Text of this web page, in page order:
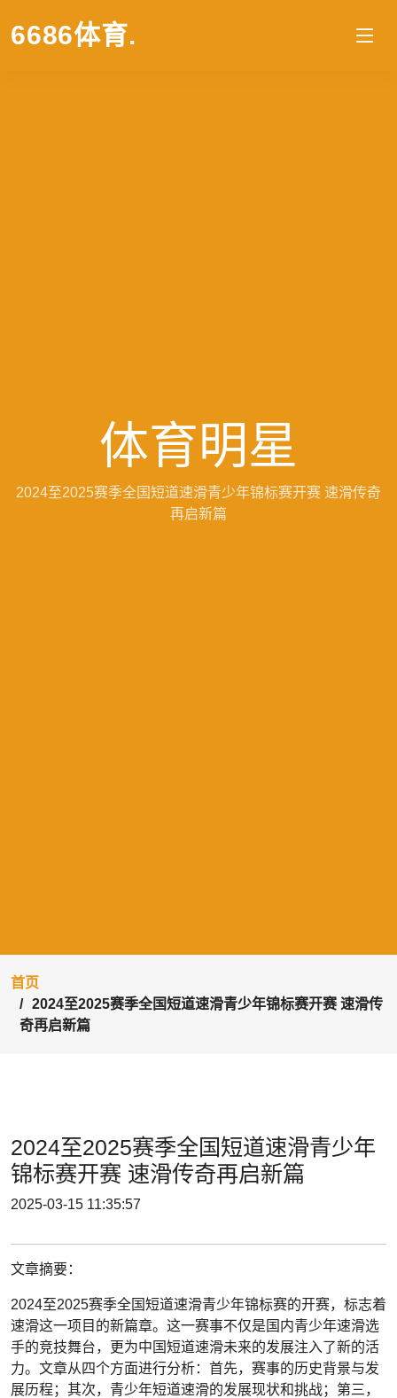
6686体育.
体育明星
2024至2025赛季全国短道速滑青少年锦标赛开赛 速滑传奇
再启新篇
首页
2024至2025赛季全国短道速滑青少年锦标赛开赛 速滑传
奇再启新篇
2024至2025赛季全国短道速滑青少年
锦标赛开赛 速滑传奇再启新篇
2025-03-15 11:35:57
文章摘要：
2024至2025赛季全国短道速滑青少年锦标赛的开赛，标志着
速滑这一项目的新篇章。这一赛事不仅是国内青少年速滑选
手的竞技舞台，更为中国短道速滑未来的发展注入了新的活
力。文章从四个方面进行分析：首先，赛事的历史背景与发
展历程；其次，青少年短道速滑的发展现状和挑战；第三，